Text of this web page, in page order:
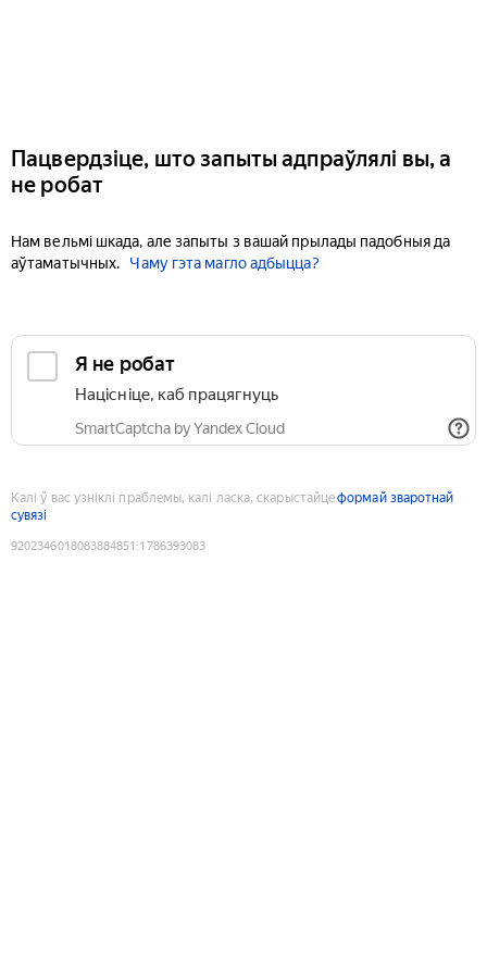
Пацвердзіце, што запыты адпраўлялі вы, а
не робат
Нам вельмі шкада, але запыты з вашай прылады падобныя да
аўтаматычных.
Чаму гэта магло адбыцца?
Я не робат
Націсніце, каб працягнуць
SmartCaptcha by Yandex Cloud
Калі ў вас узніклі праблемы, калі ласка, скарыстайцеформай зваротнай
сувязі
9202346018083884851 :1786393083